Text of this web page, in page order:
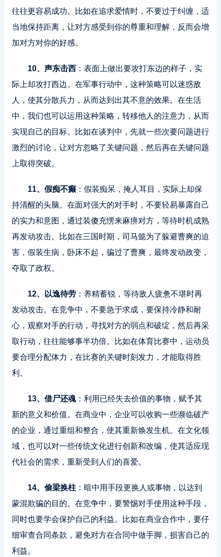
往往更容易成功。比如在追求爱情时，不要过于纠缠，适
当地保持距离，让对方感受到你的尊重和理解，反而会增
加对方对你的好感。
10、声东击西：表面上做出要攻打东边的样子，实
际上却攻打西边。在军事行动中，这种策略可以迷惑敌
人，使其分散兵力，从而达到出其不意的效果。在生活
中，我们也可以运用这种策略，转移他人的注意力，从而
实现自己的目标。比如在谈判中，先就一些次要问题进行
激烈的讨论，让对方忽略了关键问题，然后再在关键问题
上取得突破。
11、假痴不癫：假装痴呆，掩人耳目，实际上却保
持清醒的头脑。在面对强大的对手时，不要轻易暴露自己
的实力和意图，通过装傻充愣来麻痹对方，等待时机成熟
再发动攻击。比如在三国时期，司马懿为了躲避曹爽的迫
害，假装生病，卧床不起，骗过了曹爽，最终发动政变，
夺取了政权。
12、以逸待劳：养精蓄锐，等待敌人疲惫不堪时再
发动攻击。在竞争中，不要急于求成，要保持冷静和耐
心，观察对手的行动，寻找对方的弱点和破绽，然后再采
取行动，往往能够事半功倍。比如在体育比赛中，运动员
要合理分配体力，在比赛的关键时刻发力，才能取得胜
利。
13、借尸还魂：利用已经失去价值的事物，赋予其
新的意义和价值。在商业中，企业可以收购一些濒临破产
的企业，通过重组和整合，使其重新焕发生机。在文化领
域，也可以对一些传统文化进行创新和改编，使其适应现
代社会的需求，重新受到人们的喜爱。
14、偷梁换柱：暗中用手段更换人或事物，以达到
蒙混欺骗的目的。在竞争中，要警惕对手使用这种手段，
同时也要学会保护自己的利益。比如在商业合作中，要仔
细审查合同条款，避免对方在合同中做手脚，损害自己的
利益。